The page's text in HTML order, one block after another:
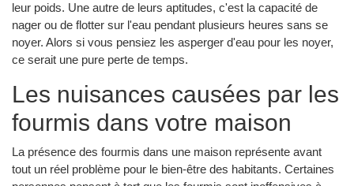
leur poids. Une autre de leurs aptitudes, c'est la capacité de
nager ou de flotter sur l'eau pendant plusieurs heures sans se
noyer. Alors si vous pensiez les asperger d'eau pour les noyer,
ce serait une pure perte de temps.
Les nuisances causées par les
fourmis dans votre maison
La présence des fourmis dans une maison représente avant
tout un réel problème pour le bien-être des habitants. Certaines